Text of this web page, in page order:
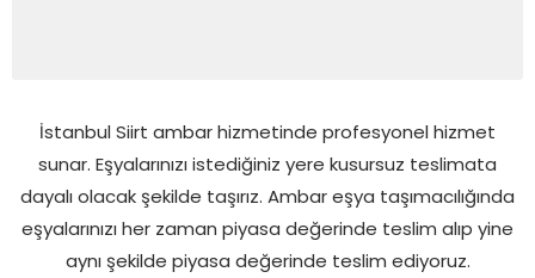
İstanbul Siirt ambar hizmetinde profesyonel hizmet
sunar. Eşyalarınızı istediğiniz yere kusursuz teslimata
dayalı olacak şekilde taşırız. Ambar eşya taşımacılığında
eşyalarınızı her zaman piyasa değerinde teslim alıp yine
aynı şekilde piyasa değerinde teslim ediyoruz.